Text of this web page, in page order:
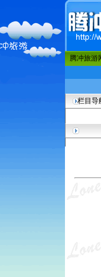
腾冲旅游
栏目导